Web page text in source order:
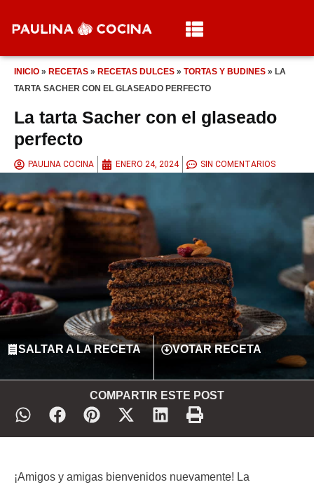
INICIO » RECETAS » RECETAS DULCES » TORTAS Y BUDINES » LA
TARTA SACHER CON EL GLASEADO PERFECTO
La tarta Sacher con el glaseado
perfecto
PAULINA COCINA ENERO 24, 2024 SIN COMENTARIOS
SALTAR A LA RECETA VOTAR RECETA
COMPARTIR ESTE POST
¡Amigos y amigas bienvenidos nuevamente! La